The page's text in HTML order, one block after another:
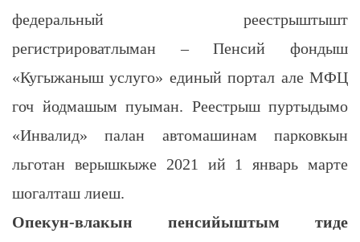
федеральный реестрыштышт
регистрироватлыман – Пенсий фондыш
«Кугыжаныш услуго» единый портал але МФЦ
гоч йодмашым пуыман. Реестрыш пуртыдымо
«Инвалид» палан автомашинам парковкын
льготан верышкыже 2021 ий 1 январь марте
шогалташ лиеш.
Опекун-влакын пенсийыштым тиде